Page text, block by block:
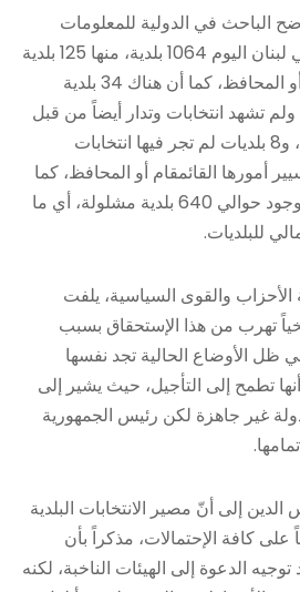
الباحث في الدولية للمعلومات
محمد شمس الدين أنه في لبنان اليوم 1064 بلدية، منها 125 بلدية
منحلة يديرها القائممقام أو المحافظ، كما أن هناك 34 بلدية
مستحدثة بعد العام 2016 ولم تشهد انتخابات وتدار أيضاً من قبل
القائمقامين والمحافظين، و8 بلديات لم تجر فيها انتخابات
أمورها القائمقام أو المحافظ، كما
يلفت شمس الدسن إلى وجود حوالي 640 بلدية مشلولة، أي ما
للبلديات.
والقوى السياسية، يلفت
تهرب من هذا الإستحقاق بسبب
في ظل الأوضاع الحالية تجد نفسها
تطمح إلى التأجيل، حيث يشير إلى
غير جاهزة لكن رئيس الجمهورية
إلى أنّ مصير الانتخابات البلدية
على كافة الإحتمالات، مذكراً بأن
الدعوة إلى الهيئات الناخبة، لكنه